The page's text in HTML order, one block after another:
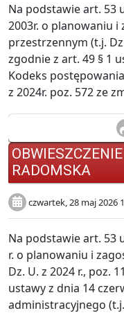
Na podstawie art. 53
2003r. o planowaniu
przestrzennym (t.j.
zgodnie z art. 49 § 1
Kodeks
z 2024r. poz. 572 ze
RADOMSKA
czwartek, 28 maj 2026
Na podstawie art. 53
r. o planowaniu i
Dz. U. z 2024 r., poz.
ustawy z dnia 14
administracyjnego